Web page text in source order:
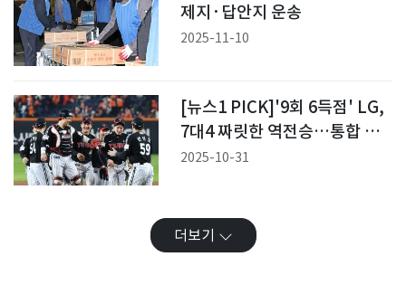
제지·답안지 운송
2025-11-10
[뉴스1 PICK]'9회 6득점' LG,
7대4 짜릿한 역전승…통합 우
승에 '1승' 남았다
2025-10-31
더보기